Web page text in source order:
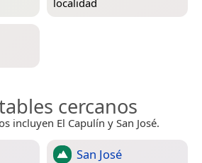
localidad
cercanos
incluyen El Capulín y San José.
San José